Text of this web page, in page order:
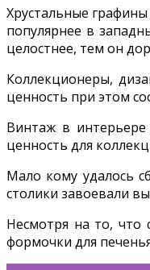
Хрустальные
популярнее в
целостнее, тем он
Коллекционеры,
ценность при этом
Винтаж в
ценность для
Мало кому удалось
столики завоевали
Несмотря на то, что
формочки для